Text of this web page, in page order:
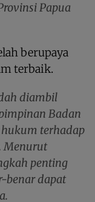
Papua
berupaya
terbaik.
diambil
Badan
terhadap
Menurut
penting
benar dapat